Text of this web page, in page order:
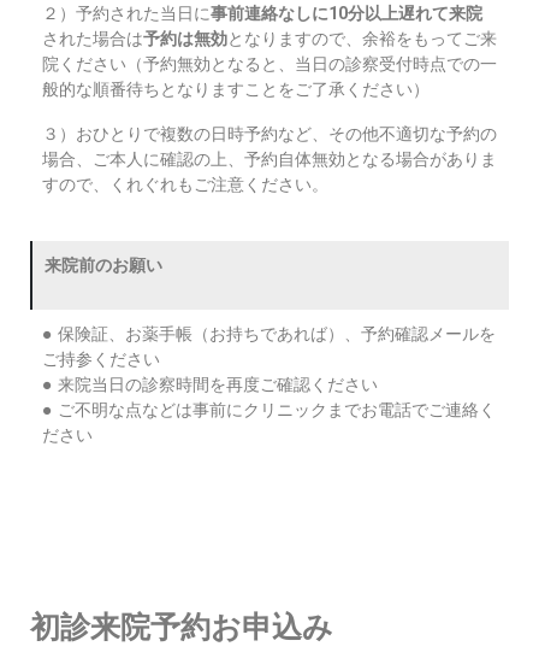
２）予約された当日に事前連絡なしに10分以上遅れて来院
された場合は予約は無効となりますので、余裕をもってご来
院ください（予約無効となると、当日の診察受付時点での一
般的な順番待ちとなりますことをご了承ください）
３）おひとりで複数の日時予約など、その他不適切な予約の
場合、ご本人に確認の上、予約自体無効となる場合がありま
すので、くれぐれもご注意ください。
来院前のお願い
● 保険証、お薬手帳（お持ちであれば）、予約確認メールを
ご持参ください
● 来院当日の診察時間を再度ご確認ください
● ご不明な点などは事前にクリニックまでお電話でご連絡く
ださい
初診来院予約お申込み